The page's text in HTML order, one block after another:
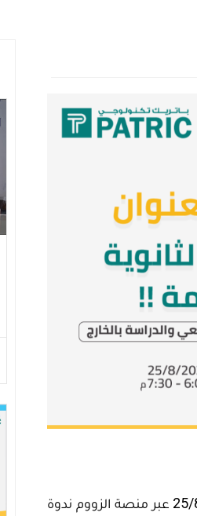
يوم الأربعاء الموافق 25/8/2021 عبر منصة الزووم ندوة